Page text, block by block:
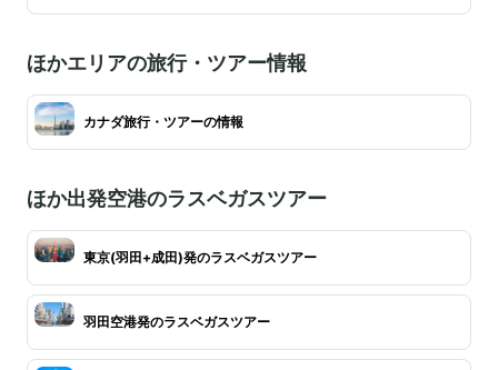
ほかエリアの旅行・ツアー情報
カナダ旅行・ツアーの情報
ほか出発空港のラスベガスツアー
東京(羽田+成田)発のラスベガスツアー
羽田空港発のラスベガスツアー